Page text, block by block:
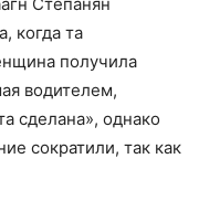
когда та
получила
водителем,
сделана», однако
сократили, так как